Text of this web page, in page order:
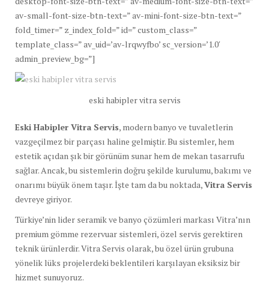
av-small-font-size-btn-text=” av-mini-font-size-btn-text=”
fold_timer=” z_index_fold=” id=” custom_class=”
template_class=” av_uid=’av-lrqwyfbo’ sc_version=’1.0′
admin_preview_bg=”]
eski habipler vitra servis
Eski Habipler Vitra Servis, modern banyo ve tuvaletlerin
vazgeçilmez bir parçası haline gelmiştir. Bu sistemler, hem
estetik açıdan şık bir görünüm sunar hem de mekan tasarrufu
sağlar. Ancak, bu sistemlerin doğru şekilde kurulumu, bakımı ve
onarımı büyük önem taşır. İşte tam da bu noktada,Vitra Servis
devreye giriyor.
Türkiye’nin lider seramik ve banyo çözümleri markası Vitra’nın
premium gömme rezervuar sistemleri, özel servis gerektiren
teknik ürünlerdir. Vitra Servis olarak, bu özel ürün grubuna
yönelik lüks projelerdeki beklentileri karşılayan eksiksiz bir
hizmet sunuyoruz.